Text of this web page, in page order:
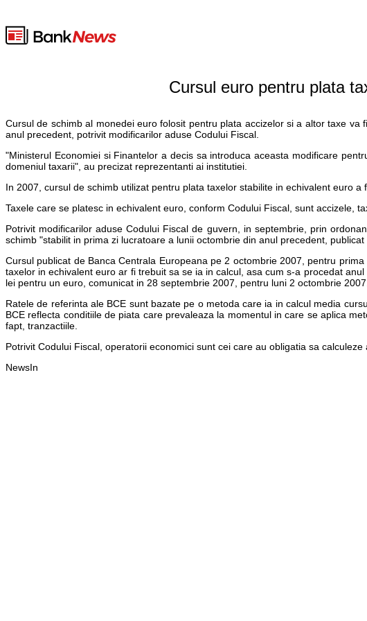
Cursul euro pentru plata
Cursul de schimb al monedei euro folosit pentru plata accizelor si a altor taxe
anul precedent, potrivit modificarilor aduse Codului Fiscal.
"Ministerul Economiei si Finantelor a decis sa introduca aceasta modificare
domeniul taxarii", au precizat reprezentanti ai institutiei.
In 2007, cursul de schimb utilizat pentru plata taxelor stabilite in echivalent euro
Taxele care se platesc in echivalent euro, conform Codului Fiscal, sunt accizele,
Potrivit modificarilor aduse Codului Fiscal de guvern, in septembrie, prin
schimb "stabilit in prima zi lucratoare a lunii octombrie din anul precedent, publicat
Cursul publicat de Banca Centrala Europeana pe 2 octombrie 2007, pentru
taxelor in echivalent euro ar fi trebuit sa se ia in calcul, asa cum s-a procedat
lei pentru un euro, comunicat in 28 septembrie 2007, pentru luni 2 octombrie 2007.
Ratele de referinta ale BCE sunt bazate pe o metoda care ia in calcul media
BCE reflecta conditiile de piata care prevaleaza la momentul in care se aplica
fapt, tranzactiile.
Potrivit Codului Fiscal, operatorii economici sunt cei care au obligatia sa
NewsIn